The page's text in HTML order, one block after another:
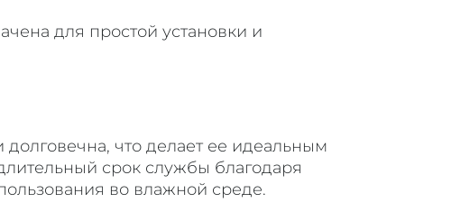
для простой установки и
что делает ее идеальным
срок службы благодаря
во влажной среде.